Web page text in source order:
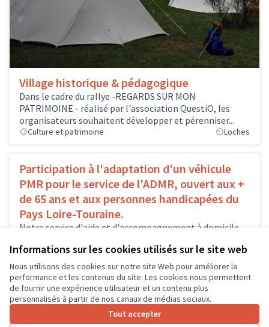
Informations sur les cookies utilisés sur le site web
Nous utilisons des cookies sur notre site Web pour améliorer la
performance et les contenus du site. Les cookies nous permettent
de fournir une expérience utilisateur et un contenu plus
personnalisés à partir de nos canaux de médias sociaux.
Tout accepter
Village historique & pédagogique
Dans le cadre du rallye -REGARDS SUR MON
PATRIMOINE - réalisé par l'association QuestiO, les
organisateurs souhaitent développer et pérenniser...
Culture et patrimoine Loches
Participation à l'adaptation d'un véhicule
PMR pour le service de l'ADMR, ouvert aux +
de 65 ans et aux personnes handicapées du
Pays Loire-Touraine.
Notre service d'aide et d'accompagnement à domicile
personnes âgées et aux...
Solidarité et développement local Amboise
1 2 3 4